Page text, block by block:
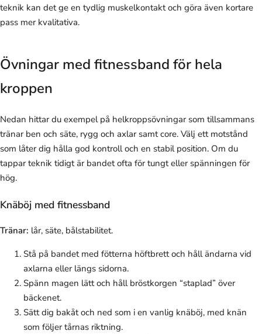
teknik kan det ge en tydlig muskelkontakt och göra även kortare
pass mer kvalitativa.
Övningar med fitnessband för hela
kroppen
Nedan hittar du exempel på helkroppsövningar som tillsammans
tränar ben och säte, rygg och axlar samt core. Välj ett motstånd
som låter dig hålla god kontroll och en stabil position. Om du
tappar teknik tidigt är bandet ofta för tungt eller spänningen för
hög.
Knäböj med fitnessband
Tränar: lår, säte, bålstabilitet.
Stå på bandet med fötterna höftbrett och håll ändarna vid
axlarna eller längs sidorna.
Spänn magen lätt och håll bröstkorgen “staplad” över
bäckenet.
Sätt dig bakåt och ned som i en vanlig knäböj, med knän
som följer tårnas riktning.